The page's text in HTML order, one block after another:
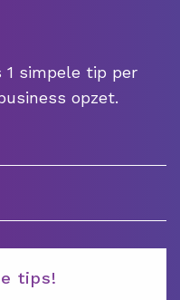
simpele tip per
opzet.